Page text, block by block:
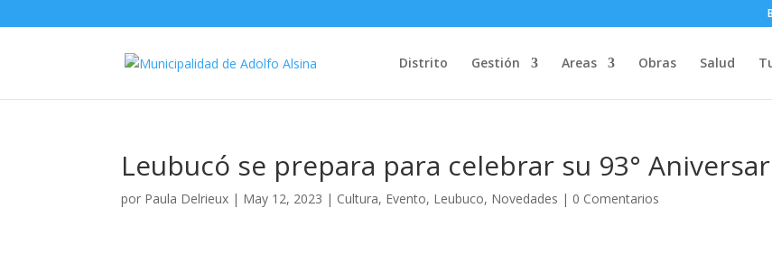
Distrito Gestión Areas Obras Salud
Leubucó se prepara para celebrar su 93°
por Paula Delrieux | May 12, 2023 | Cultura, Evento, Leubuco, Novedades | 0 Comentarios